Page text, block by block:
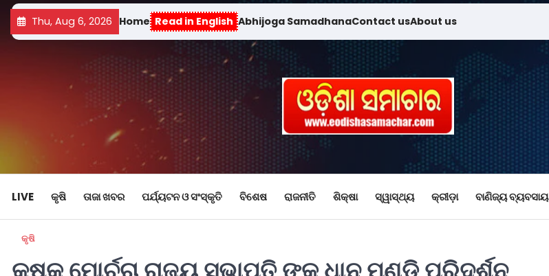
Thu, Aug 6, 2026 Home Read in English Abhijoga SamadhanaContact usAbout us
LIVE କୃଷି ତାଜା ଖବର ପର୍ଯ୍ୟଟନ ଓ ସଂସ୍କୃତି ବିଶେଷ ରାଜନୀତି ଶିକ୍ଷା ସ୍ୱାସ୍ଥ୍ୟ କ୍ରୀଡ଼ା ବାଣିଜ୍ୟ ବ୍ୟବସାୟ
କୃଷି
କୃଷକ ମୋର୍ଚ୍ଚା ରାଜ୍ୟ ସଭାପତି ଙ୍କ ଧାନ ମଣ୍ଡି ପରିଦର୍ଶନ